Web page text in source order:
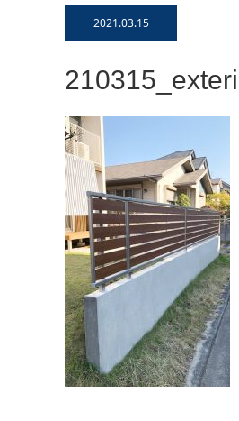
2021.03.15